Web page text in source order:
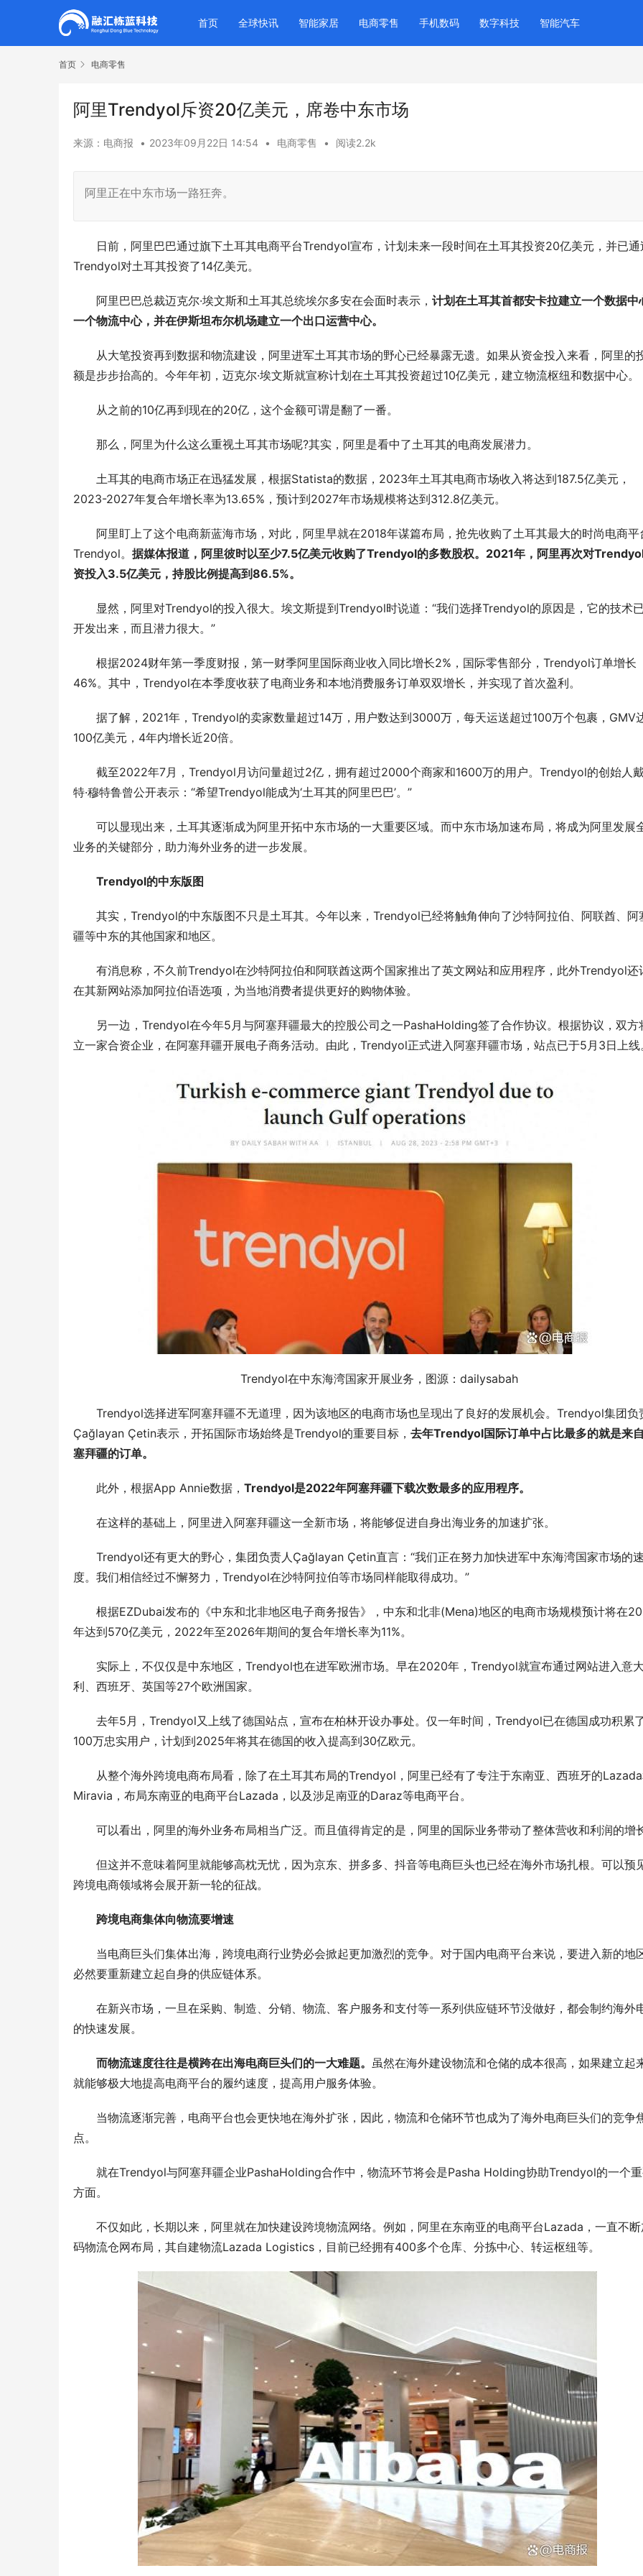
首页 全球快讯 智能家居 电商零售 手机数码 数字科技 智能汽车
首页 电商零售
阿里Trendyol斥资20亿美元，席卷中东市场
来源：电商报 • 2023年09月22日 14:54 • 电商零售 • 阅读2.2k
阿里正在中东市场一路狂奔。
日前，阿里巴巴通过旗下土耳其电商平台Trendyol宣布，计划未来一段时间在土耳其投资20亿美元，并已通
Trendyol对土耳其投资了14亿美元。
阿里巴巴总裁迈克尔·埃文斯和土耳其总统埃尔多安在会面时表示， 计划在土耳其首都安卡拉建立一个数据中
一个物流中心，并在伊斯坦布尔机场建立一个出口运营中心。
从大笔投资再到数据和物流建设，阿里进军土耳其市场的野心已经暴露无遗。如果从资金投入来看，阿里的
额是步步抬高的。今年年初，迈克尔·埃文斯就宣称计划在土耳其投资超过10亿美元，建立物流枢纽和数据中心。
从之前的10亿再到现在的20亿，这个金额可谓是翻了一番。
那么，阿里为什么这么重视土耳其市场呢?其实，阿里是看中了土耳其的电商发展潜力。
土耳其的电商市场正在迅猛发展，根据Statista的数据，2023年土耳其电商市场收入将达到187.5亿美元，
2023-2027年复合年增长率为13.65%，预计到2027年市场规模将达到312.8亿美元。
阿里盯上了这个电商新蓝海市场，对此，阿里早就在2018年谋篇布局，抢先收购了土耳其最大的时尚电商平
Trendyol。 据媒体报道，阿里彼时以至少7.5亿美元收购了Trendyol的多数股权。2021年，阿里再次对
资投入3.5亿美元，持股比例提高到86.5%。
显然，阿里对Trendyol的投入很大。埃文斯提到Trendyol时说道：“我们选择Trendyol的原因是，它的技术
开发出来，而且潜力很大。”
根据2024财年第一季度财报，第一财季阿里国际商业收入同比增长2%，国际零售部分，Trendyol订单增长
46%。其中，Trendyol在本季度收获了电商业务和本地消费服务订单双双增长，并实现了首次盈利。
据了解，2021年，Trendyol的卖家数量超过14万，用户数达到3000万，每天运送超过100万个包裹，GMV
100亿美元，4年内增长近20倍。
截至2022年7月，Trendyol月访问量超过2亿，拥有超过2000个商家和1600万的用户。Trendyol的创始人
特·穆特鲁曾公开表示：“希望Trendyol能成为‘土耳其的阿里巴巴’。”
可以显现出来，土耳其逐渐成为阿里开拓中东市场的一大重要区域。而中东市场加速布局，将成为阿里发展
业务的关键部分，助力海外业务的进一步发展。
Trendyol的中东版图
其实，Trendyol的中东版图不只是土耳其。今年以来，Trendyol已经将触角伸向了沙特阿拉伯、阿联酋、阿
疆等中东的其他国家和地区。
有消息称，不久前Trendyol在沙特阿拉伯和阿联酋这两个国家推出了英文网站和应用程序，此外Trendyol还
在其新网站添加阿拉伯语选项，为当地消费者提供更好的购物体验。
另一边，Trendyol在今年5月与阿塞拜疆最大的控股公司之一PashaHolding签了合作协议。根据协议，双方
立一家合资企业，在阿塞拜疆开展电子商务活动。由此，Trendyol正式进入阿塞拜疆市场，站点已于5月3日上线
Trendyol在中东海湾国家开展业务，图源：dailysabah
Trendyol选择进军阿塞拜疆不无道理，因为该地区的电商市场也呈现出了良好的发展机会。Trendyol集团负
Çağlayan Çetin表示，开拓国际市场始终是Trendyol的重要目标， 去年Trendyol国际订单中占比最多的就是来
塞拜疆的订单。
此外，根据App Annie数据， Trendyol是2022年阿塞拜疆下载次数最多的应用程序。
在这样的基础上，阿里进入阿塞拜疆这一全新市场，将能够促进自身出海业务的加速扩张。
Trendyol还有更大的野心，集团负责人Çağlayan Çetin直言：“我们正在努力加快进军中东海湾国家市场的速
度。我们相信经过不懈努力，Trendyol在沙特阿拉伯等市场同样能取得成功。”
根据EZDubai发布的《中东和北非地区电子商务报告》，中东和北非(Mena)地区的电商市场规模预计将在
年达到570亿美元，2022年至2026年期间的复合年增长率为11%。
实际上，不仅仅是中东地区，Trendyol也在进军欧洲市场。早在2020年，Trendyol就宣布通过网站进入意大
利、西班牙、英国等27个欧洲国家。
去年5月，Trendyol又上线了德国站点，宣布在柏林开设办事处。仅一年时间，Trendyol已在德国成功积累
100万忠实用户，计划到2025年将其在德国的收入提高到30亿欧元。
从整个海外跨境电商布局看，除了在土耳其布局的Trendyol，阿里已经有了专注于东南亚、西班牙的
Miravia，布局东南亚的电商平台Lazada，以及涉足南亚的Daraz等电商平台。
可以看出，阿里的海外业务布局相当广泛。而且值得肯定的是，阿里的国际业务带动了整体营收和利润的增长
但这并不意味着阿里就能够高枕无忧，因为京东、拼多多、抖音等电商巨头也已经在海外市场扎根。可以预
跨境电商领域将会展开新一轮的征战。
跨境电商集体向物流要增速
当电商巨头们集体出海，跨境电商行业势必会掀起更加激烈的竞争。对于国内电商平台来说，要进入新的地
必然要重新建立起自身的供应链体系。
在新兴市场，一旦在采购、制造、分销、物流、客户服务和支付等一系列供应链环节没做好，都会制约海外
的快速发展。
而物流速度往往是横跨在出海电商巨头们的一大难题。 虽然在海外建设物流和仓储的成本很高，如果建立起
就能够极大地提高电商平台的履约速度，提高用户服务体验。
当物流逐渐完善，电商平台也会更快地在海外扩张，因此，物流和仓储环节也成为了海外电商巨头们的竞争
点。
就在Trendyol与阿塞拜疆企业PashaHolding合作中，物流环节将会是Pasha Holding协助Trendyol的一个
方面。
不仅如此，长期以来，阿里就在加快建设跨境物流网络。例如，阿里在东南亚的电商平台Lazada，一直不断
码物流仓网布局，其自建物流Lazada Logistics，目前已经拥有400多个仓库、分拣中心、转运枢纽等。